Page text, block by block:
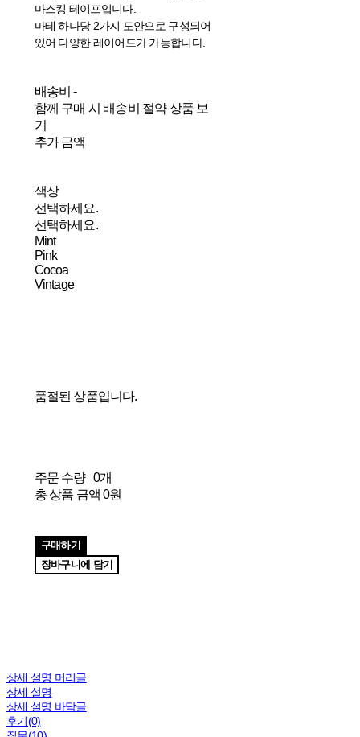
마스킹 테이프입니다.
마테 하나당 2가지 도안으로 구성되어
있어 다양한 레이어드가 가능합니다.
배송비-
함께 구매 시 배송비 절약 상품 보
기
추가 금액
색상
선택하세요.
선택하세요.
Mint
Pink
Cocoa
Vintage
품절된 상품입니다.
주문 수량 0개
총 상품 금액 0원
구매하기
장바구니에 담기
상세 설명 머리글
상세 설명
상세 설명 바닥글
후기(0)